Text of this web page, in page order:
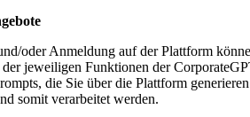
oder Anmeldung auf der Plattform
jeweiligen Funktionen der
die Sie über die Plattform
somit verarbeitet werden.